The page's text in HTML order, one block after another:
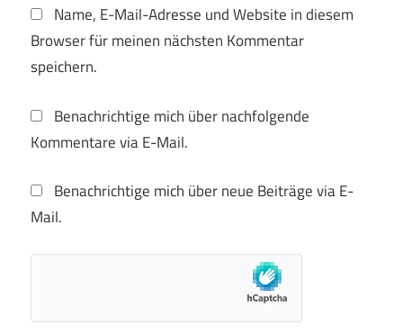
Name, E-Mail-Adresse und Website in diesem
Browser für meinen nächsten Kommentar
speichern.
Benachrichtige mich über nachfolgende
Kommentare via E-Mail.
Benachrichtige mich über neue Beiträge via E-
Mail.